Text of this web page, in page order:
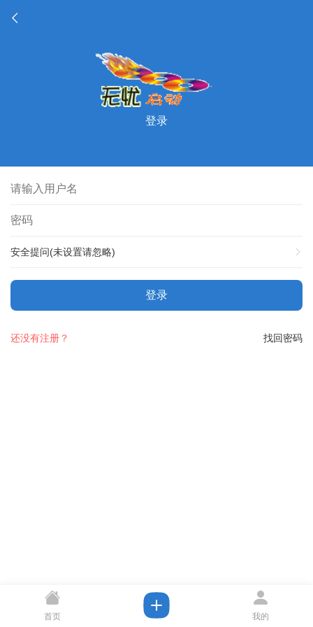
登录
安全提问(未设置请忽略)
登录
找回密码
还没有注册？
首页 我的